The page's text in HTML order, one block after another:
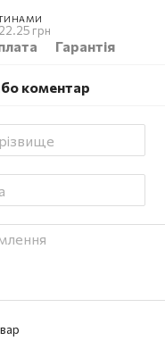
грн
Гарантія
коментар